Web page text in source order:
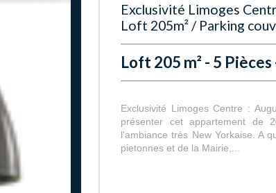
Exclusivité Limoges
Loft 205m² / Parking
Loft 205 m² - 5
Exclusivité Limoges Centre :
présenter cet appartement de
l'ambiance très New Yorkaise. A
pietonnes et de la Mairie,...